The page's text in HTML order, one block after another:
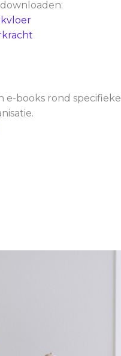
e-books rond specifieke